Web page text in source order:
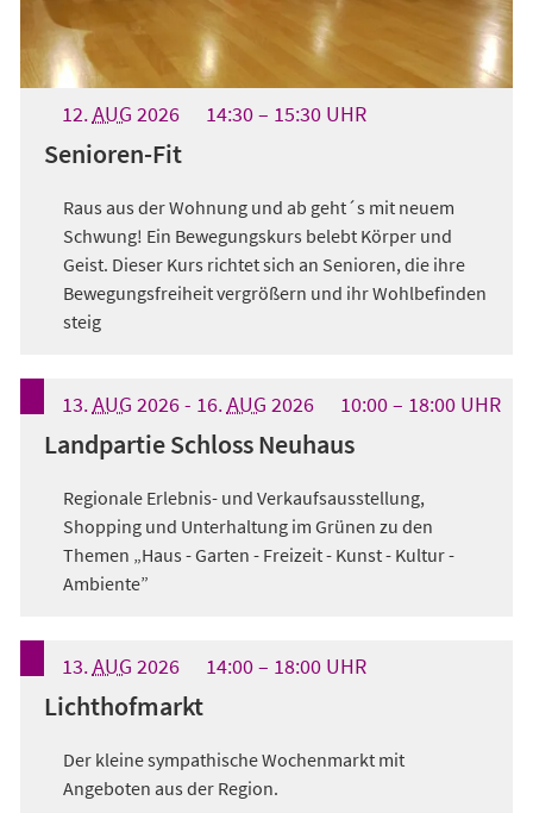
12.AUG 2026 14:30 15:30UHR
Senioren-Fit
Raus aus der Wohnung und ab geht´s mit neuem
Schwung! Ein Bewegungskurs belebt Körper und
Geist. Dieser Kurs richtet sich an Senioren, die ihre
Bewegungsfreiheit vergrößern und ihr Wohlbefinden
steig
13.AUG 2026- 16.AUG 2026 10:00 18:00UHR
Landpartie Schloss Neuhaus
Regionale Erlebnis- und Verkaufsausstellung,
Shopping und Unterhaltung im Grünen zu den
Themen „Haus - Garten - Freizeit - Kunst - Kultur -
Ambiente”
13.AUG 2026 14:00 18:00UHR
Lichthofmarkt
Der kleine sympathische Wochenmarkt mit
Angeboten aus der Region.